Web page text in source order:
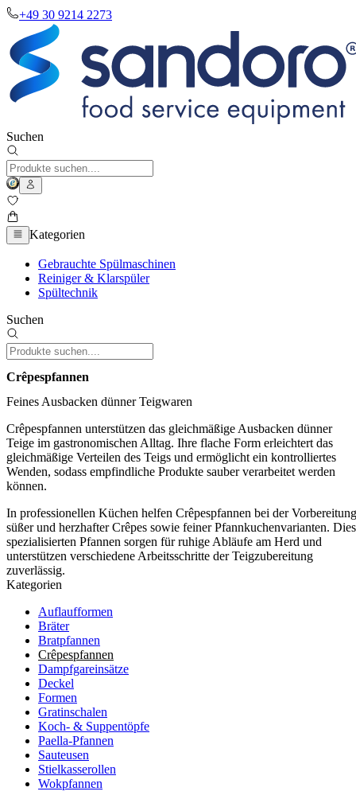
+49 30 9214 2273
Suchen
Kategorien
Gebrauchte Spülmaschinen
Reiniger & Klarspüler
Spültechnik
Suchen
Crêpespfannen
Feines Ausbacken dünner Teigwaren
Crêpespfannen unterstützen das gleichmäßige Ausbacken dünner
Teige im gastronomischen Alltag. Ihre flache Form erleichtert das
gleichmäßige Verteilen des Teigs und ermöglicht ein kontrolliertes
Wenden, sodass empfindliche Produkte sauber verarbeitet werden
können.
In professionellen Küchen helfen Crêpespfannen bei der Vorbereitung
süßer und herzhafter Crêpes sowie feiner Pfannkuchenvarianten.
spezialisierten Pfannen sorgen für ruhige Abläufe am Herd und
unterstützen verschiedene Arbeitsschritte der Teigzubereitung
zuverlässig.
Kategorien
Auflaufformen
Bräter
Bratpfannen
Crêpespfannen
Dampfgareinsätze
Deckel
Formen
Gratinschalen
Koch- & Suppentöpfe
Paella-Pfannen
Sauteusen
Stielkasserollen
Wokpfannen